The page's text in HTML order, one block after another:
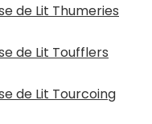
de Lit Thumeries
de Lit Toufflers
de Lit Tourcoing